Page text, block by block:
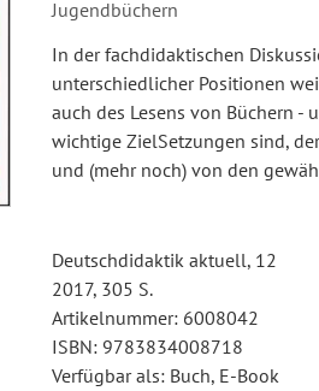
Jugendbüchern
In der fachdidaktischen
unterschiedlicher Positionen
auch des Lesens von Büchern -
wichtige ZielSetzungen sind,
und (mehr noch) von den
Deutschdidaktik aktuell, 12
2017, 305 S.
Artikelnummer: 6008042
ISBN: 9783834008718
Verfügbar als: Buch, E-Book